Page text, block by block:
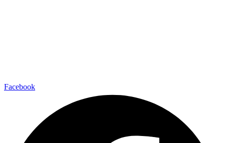
Facebook